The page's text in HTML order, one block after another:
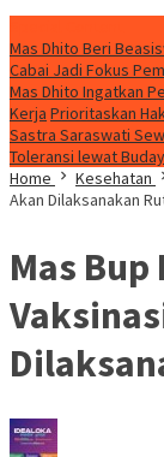
Mas Dhito Beri
Cabai Jadi Fokus
Mas Dhito Ingatkan
Kerja Prioritaskan
Sastra Saraswati
Toleransi lewat
Home
Kesehatan
Akan Dilaksanakan
Mas